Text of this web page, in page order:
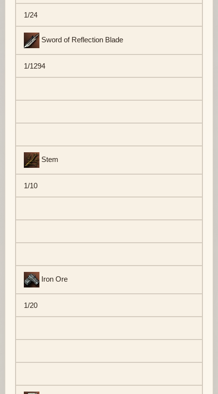
1/24
Sword of Reflection Blade
1/1294
Stem
1/10
Iron Ore
1/20